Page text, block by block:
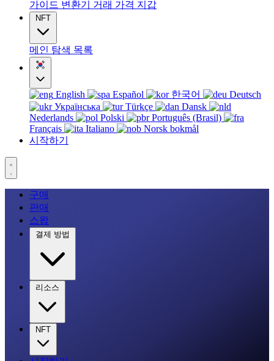
가이드 변환기 거래 가격 지갑
NFT
메인 탐색 목록
English Español 한국어
Deutsch
Українська
Türkçe
Dansk
Nederlands
Polski
Português (Brasil)
Français
Italiano
Norsk bokmål
시작하기
구매
판매
스왑
결제 방법
리소스
NFT